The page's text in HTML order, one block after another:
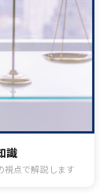
識
視点で解説します